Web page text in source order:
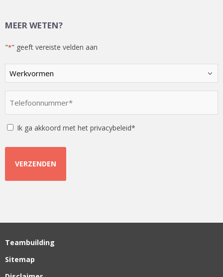
MEER WETEN?
"*" geeft vereiste velden aan
Kies
een
optie
Instemming
Ik ga akkoord met het privacybeleid*
Teambuilding
Sitemap